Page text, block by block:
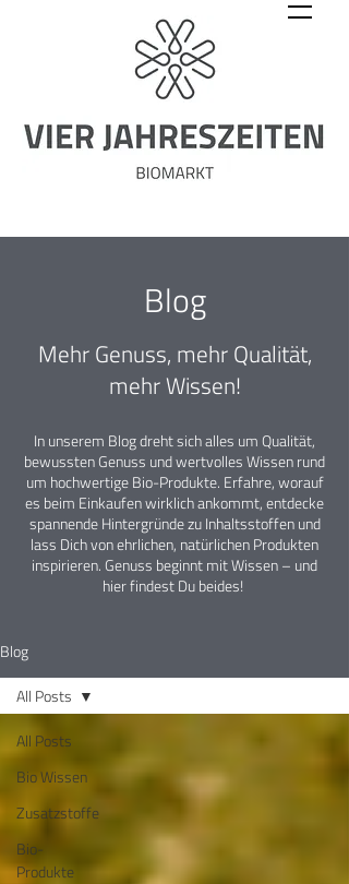
Blog
Mehr Genuss, mehr Qualität,
mehr Wissen!
In unserem Blog dreht sich alles um Qualität,
bewussten Genuss und wertvolles Wissen rund
um hochwertige Bio-Produkte. Erfahre, worauf
es beim Einkaufen wirklich ankommt, entdecke
spannende Hintergründe zu Inhaltsstoffen und
lass Dich von ehrlichen, natürlichen Produkten
inspirieren. Genuss beginnt mit Wissen – und
hier findest Du beides!
Blog
All Posts
Bio Wissen
Zusatzstoffe
Bio-
Produkte
All Posts